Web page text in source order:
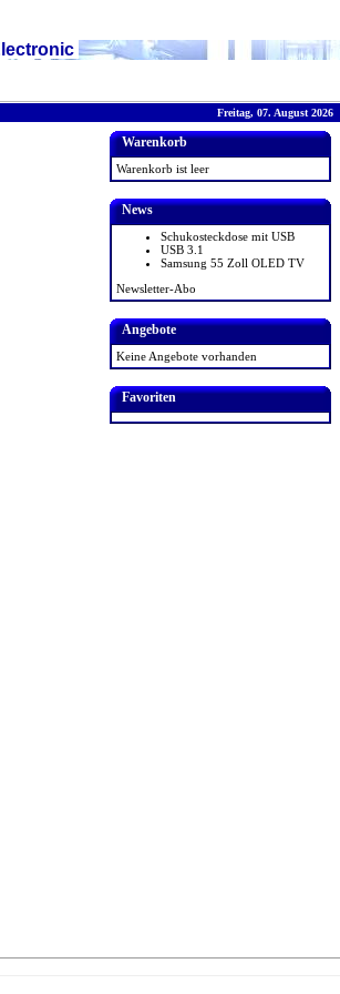
Freitag, 07. August 2026
Warenkorb
Warenkorb ist leer
News
Schukosteckdose mit USB
USB 3.1
Samsung 55 Zoll OLED TV
Newsletter-Abo
Angebote
Keine Angebote vorhanden
Favoriten